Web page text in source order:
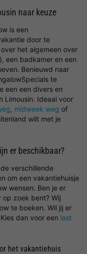
naar keuze
is een
door te
het algemeen over
een badkamer en een
Benieuwd naar
te
een een divers en
Limousin. Ideaal voor
, midweek weg of
wilt met je
er beschikbaar?
verschillende
om een vakantiehuisje
wensen. Ben je er
op zoek bent? Wij
te boeken. Wil jij er
dan voor een last
het vakantiehuis